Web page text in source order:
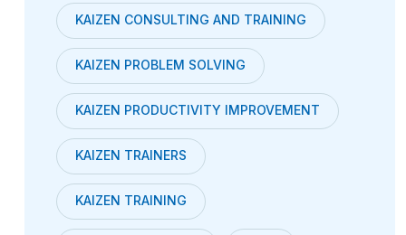
KAIZEN CONSULTING AND TRAINING
KAIZEN PROBLEM SOLVING
KAIZEN PRODUCTIVITY IMPROVEMENT
KAIZEN TRAINERS
KAIZEN TRAINING